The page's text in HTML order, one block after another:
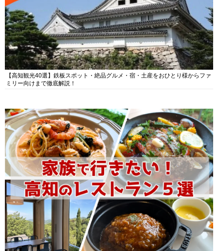
【高知観光40選】鉄板スポット・絶品グルメ・宿・土産をおひとり様からファ
ミリー向けまで徹底解説！